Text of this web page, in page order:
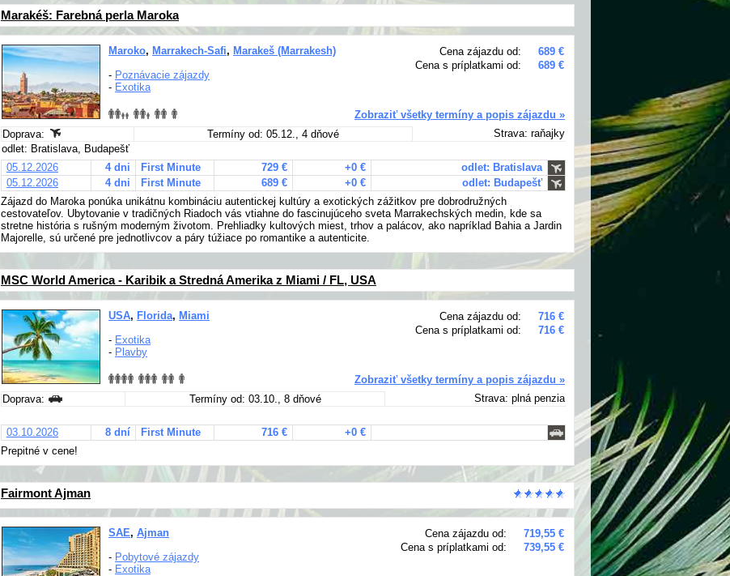
Marakéš: Farebná perla Maroka
Cena zájazdu od:
689 €
Cena s príplatkami od:
689 €
Maroko, Marrakech-Safi, Marakeš (Marrakesh)
- Poznávacie zájazdy
- Exotika
Zobraziť všetky termíny a popis zájazdu »
Doprava:
Termíny od: 05.12., 4 dňové
Strava: raňajky
odlet: Bratislava, Budapešť
05.12.2026
4 dni First Minute 729 € +0 €
odlet: Bratislava
05.12.2026
4 dni First Minute 689 € +0 €
odlet: Budapešť
Zájazd do Maroka ponúka unikátnu kombináciu autentickej kultúry a exotických zážitkov pre dobrodružných
cestovateľov. Ubytovanie v tradičných Riadoch vás vtiahne do fascinujúceho sveta Marrakechských medin, kde sa
stretne história s rušným moderným životom. Prehliadky kultových miest, trhov a palácov, ako napríklad Bahia a Jardin
Majorelle, sú určené pre jednotlivcov a páry túžiace po romantike a autenticite.
MSC World America - Karibik a Stredná Amerika z Miami / FL, USA
Cena zájazdu od:
716 €
Cena s príplatkami od:
716 €
USA, Florida, Miami
- Exotika
- Plavby
Zobraziť všetky termíny a popis zájazdu »
Doprava:
Termíny od: 03.10., 8 dňové Strava: plná penzia
03.10.2026 8 dní First Minute 716 €
+0 €
Prepitné v cene!
Fairmont Ajman
Cena zájazdu od:
719,55 €
Cena s príplatkami od:
739,55 €
SAE, Ajman
- Pobytové zájazdy
- Exotika